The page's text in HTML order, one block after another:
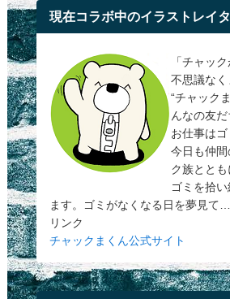
現在コラボ中のイラストレイ
「チャッ
不思議なく
“チャック
んなの友だ
お仕事はゴ
今日も仲間
ク族ととも
ゴミを拾
ます。ゴミがなくなる日を夢見て…
リンク
チャックまくん公式サイト